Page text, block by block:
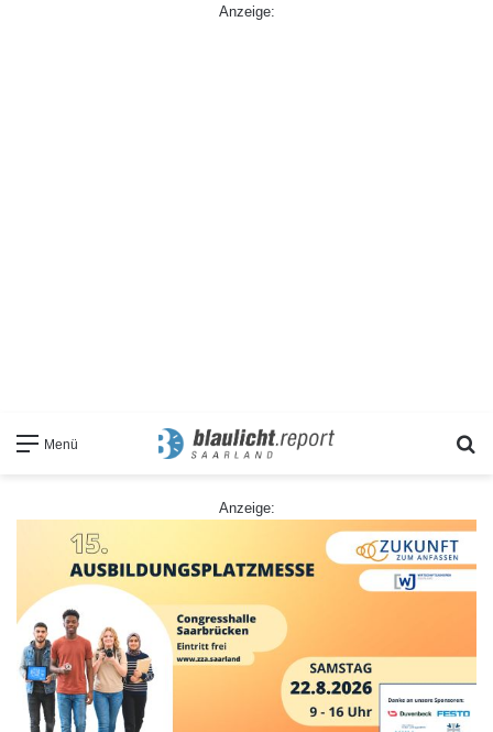
Anzeige:
Menü
Anzeige: